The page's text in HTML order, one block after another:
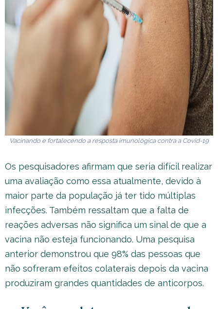
Vacinando e fortalecendo a resposta imunológica contra a Covid-19
Os pesquisadores afirmam que seria difícil realizar
uma avaliação como essa atualmente, devido à
maior parte da população já ter tido múltiplas
infecções. Também ressaltam que a falta de
reações adversas não significa um sinal de que a
vacina não esteja funcionando. Uma pesquisa
anterior demonstrou que 98% das pessoas que
não sofreram efeitos colaterais depois da vacina
produziram grandes quantidades de anticorpos.